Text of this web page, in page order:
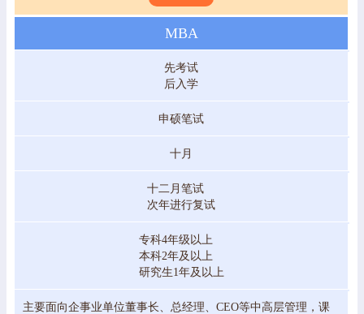
MBA
先考试
后入学
申硕笔试
十月
十二月笔试
次年进行复试
专科4年级以上
本科2年及以上
研究生1年及以上
主要面向企事业单位董事长、总经理、CEO等中高层管理，课